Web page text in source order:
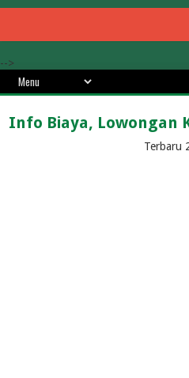
-->
Info Biaya, Lowongan
Terbaru